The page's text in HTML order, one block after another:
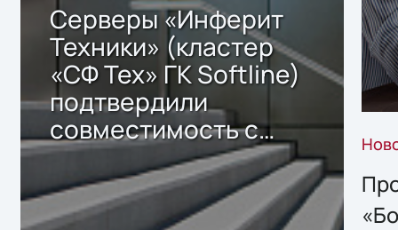
Серверы «Инферит
Техники» (кластер
«СФ Тех» ГК Softline)
подтвердили
совместимость с
решением Sharx
Storage 2.x для
хранения данных